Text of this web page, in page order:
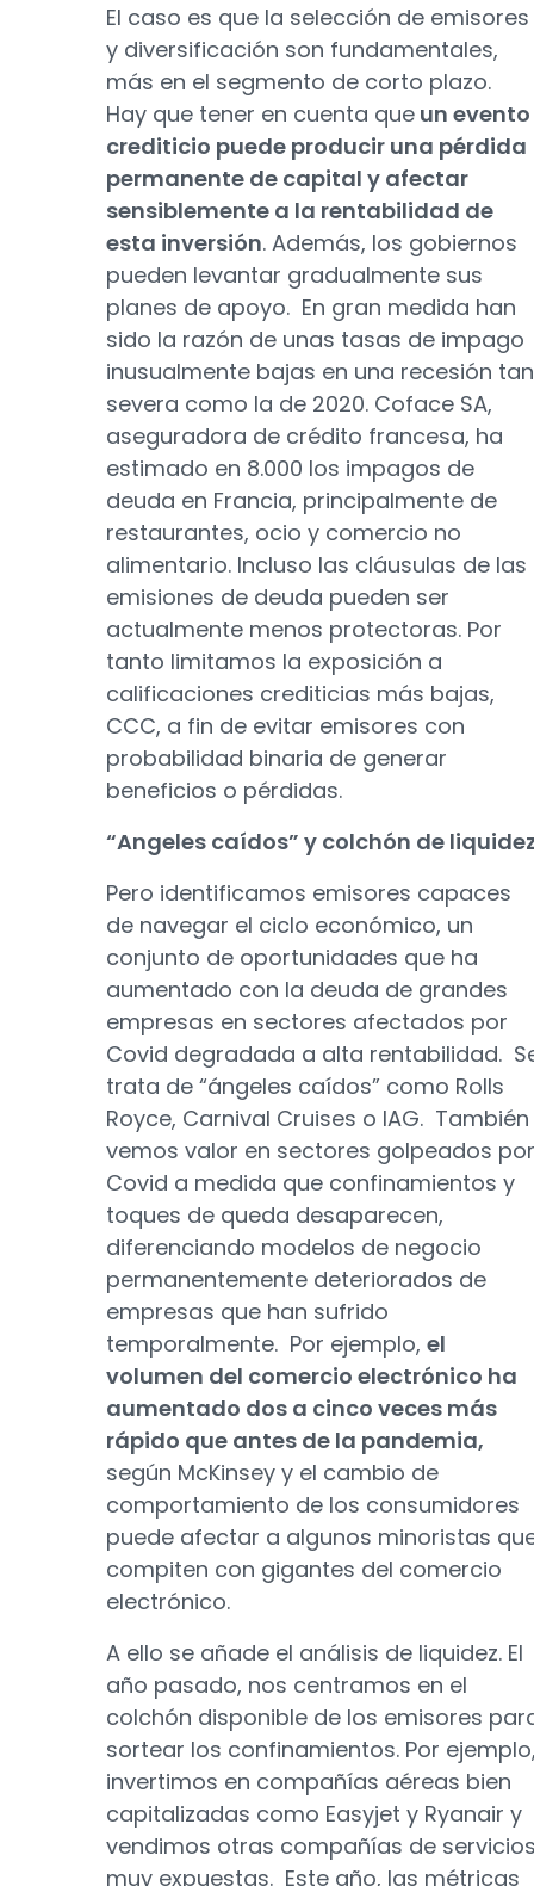
El caso es que la selección de emisores
y diversificación son fundamentales,
más en el segmento de corto plazo.
Hay que tener en cuenta que un evento
crediticio puede producir una pérdida
permanente de capital y afectar
sensiblemente a la rentabilidad de
esta inversión. Además, los gobiernos
pueden levantar gradualmente sus
planes de apoyo. En gran medida han
sido la razón de unas tasas de impago
inusualmente bajas en una recesión tan
severa como la de 2020. Coface SA,
aseguradora de crédito francesa, ha
estimado en 8.000 los impagos de
deuda en Francia, principalmente de
restaurantes, ocio y comercio no
alimentario. Incluso las cláusulas de las
emisiones de deuda pueden ser
actualmente menos protectoras. Por
tanto limitamos la exposición a
calificaciones crediticias más bajas,
CCC, a fin de evitar emisores con
probabilidad binaria de generar
beneficios o pérdidas.
“Angeles caídos” y colchón de
Pero identificamos emisores capaces
de navegar el ciclo económico, un
conjunto de oportunidades que ha
aumentado con la deuda de grandes
empresas en sectores afectados por
Covid degradada a alta rentabilidad.
trata de “ángeles caídos” como Rolls
Royce, Carnival Cruises o IAG. También
vemos valor en sectores golpeados por
Covid a medida que confinamientos y
toques de queda desaparecen,
diferenciando modelos de negocio
permanentemente deteriorados de
empresas que han sufrido
temporalmente. Por ejemplo, el
volumen del comercio electrónico ha
aumentado dos a cinco veces más
rápido que antes de la pandemia,
según McKinsey y el cambio de
comportamiento de los consumidores
puede afectar a algunos minoristas
compiten con gigantes del comercio
electrónico.
A ello se añade el análisis de liquidez. El
año pasado, nos centramos en el
colchón disponible de los emisores
sortear los confinamientos. Por
invertimos en compañías aéreas bien
capitalizadas como Easyjet y Ryanair y
vendimos otras compañías de
muy expuestas. Este año, las métricas